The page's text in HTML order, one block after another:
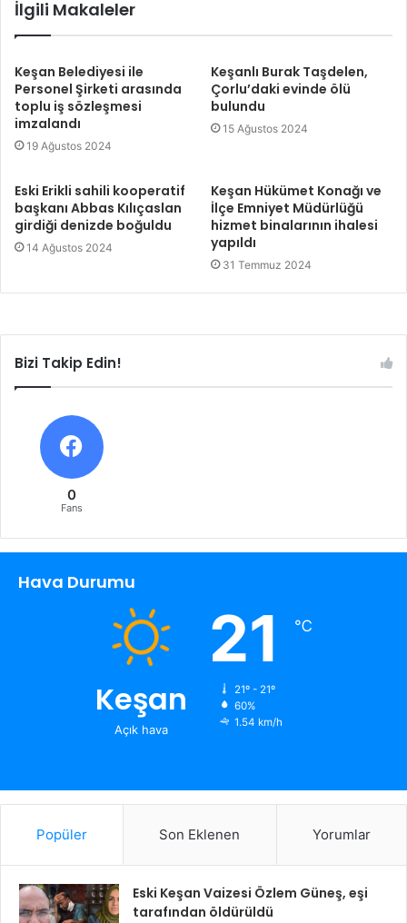
İlgili Makaleler
Keşan Belediyesi ile
Personel Şirketi arasında
toplu iş sözleşmesi
imzalandı
19 Ağustos 2024
Keşanlı Burak Taşdelen,
Çorlu’daki evinde ölü
bulundu
15 Ağustos 2024
Eski Erikli sahili kooperatif
başkanı Abbas Kılıçaslan
girdiği denizde boğuldu
14 Ağustos 2024
Keşan Hükümet Konağı ve
İlçe Emniyet Müdürlüğü
hizmet binalarının ihalesi
yapıldı
31 Temmuz 2024
Bizi Takip Edin!
0
Fans
Hava Durumu
Keşan
Açık hava
21 ℃
21º - 21º
60%
1.54 km/h
Popüler Son Eklenen Yorumlar
Eski Keşan Vaizesi Özlem Güneş, eşi
tarafından öldürüldü